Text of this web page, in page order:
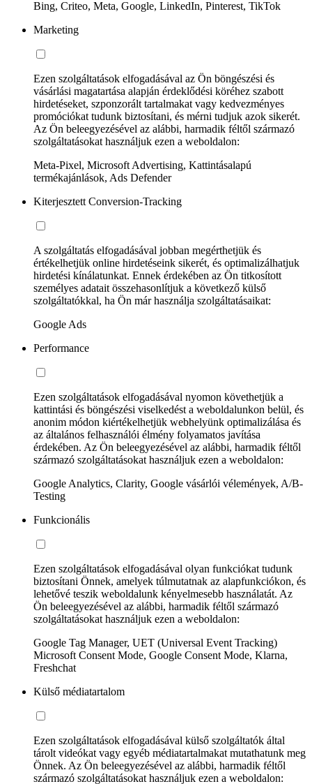
Bing, Criteo, Meta, Google, LinkedIn, Pinterest, TikTok
Marketing
Ezen szolgáltatások elfogadásával az Ön böngészési és
vásárlási magatartása alapján érdeklődési köréhez szabott
hirdetéseket, szponzorált tartalmakat vagy kedvezményes
promóciókat tudunk biztosítani, és mérni tudjuk azok sikerét.
Az Ön beleegyezésével az alábbi, harmadik féltől származó
szolgáltatásokat használjuk ezen a weboldalon:
Meta-Pixel, Microsoft Advertising, Kattintásalapú
termékajánlások, Ads Defender
Kiterjesztett Conversion-Tracking
A szolgáltatás elfogadásával jobban megérthetjük és
értékelhetjük online hirdetéseink sikerét, és optimalizálhatjuk
hirdetési kínálatunkat. Ennek érdekében az Ön titkosított
személyes adatait összehasonlítjuk a következő külső
szolgáltatókkal, ha Ön már használja szolgáltatásaikat:
Google Ads
Performance
Ezen szolgáltatások elfogadásával nyomon követhetjük a
kattintási és böngészési viselkedést a weboldalunkon belül, és
anonim módon kiértékelhetjük webhelyünk optimalizálása és
az általános felhasználói élmény folyamatos javítása
érdekében. Az Ön beleegyezésével az alábbi, harmadik féltől
származó szolgáltatásokat használjuk ezen a weboldalon:
Google Analytics, Clarity, Google vásárlói vélemények, A/B-
Testing
Funkcionális
Ezen szolgáltatások elfogadásával olyan funkciókat tudunk
biztosítani Önnek, amelyek túlmutatnak az alapfunkciókon, és
lehetővé teszik weboldalunk kényelmesebb használatát. Az
Ön beleegyezésével az alábbi, harmadik féltől származó
szolgáltatásokat használjuk ezen a weboldalon:
Google Tag Manager, UET (Universal Event Tracking)
Microsoft Consent Mode, Google Consent Mode, Klarna,
Freshchat
Külső médiatartalom
Ezen szolgáltatások elfogadásával külső szolgáltatók által
tárolt videókat vagy egyéb médiatartalmakat mutathatunk meg
Önnek. Az Ön beleegyezésével az alábbi, harmadik féltől
származó szolgáltatásokat használjuk ezen a weboldalon: